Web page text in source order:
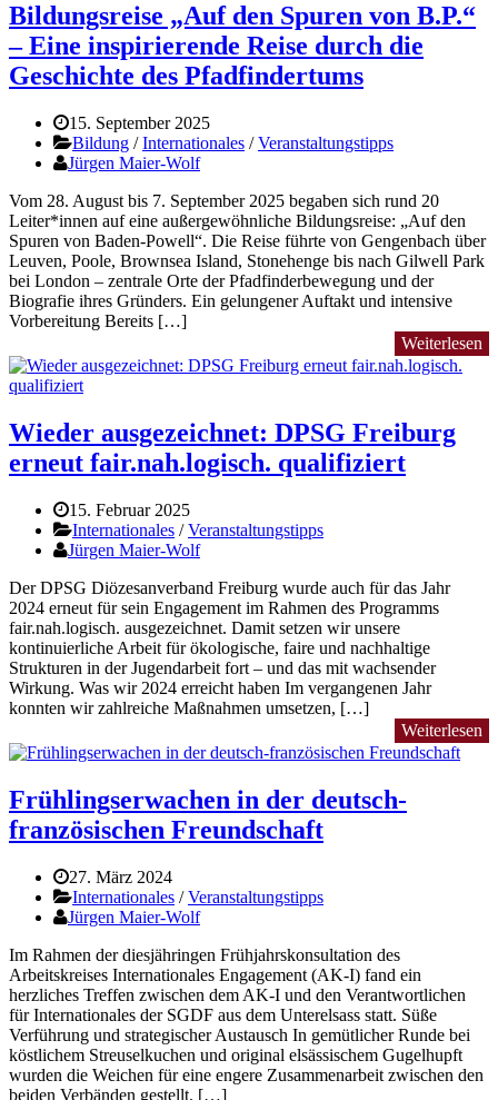
Bildungsreise „Auf den Spuren von B.P.“
– Eine inspirierende Reise durch die
Geschichte des Pfadfindertums
15. September 2025
Bildung /Internationales /Veranstaltungstipps
Jürgen Maier-Wolf
Vom 28. August bis 7. September 2025 begaben sich rund 20
Leiter*innen auf eine außergewöhnliche Bildungsreise: „Auf den
Spuren von Baden-Powell“. Die Reise führte von Gengenbach über
Leuven, Poole, Brownsea Island, Stonehenge bis nach Gilwell Park
bei London – zentrale Orte der Pfadfinderbewegung und der
Biografie ihres Gründers. Ein gelungener Auftakt und intensive
Vorbereitung Bereits […]
Weiterlesen
Wieder ausgezeichnet: DPSG Freiburg
erneut fair.nah.logisch. qualifiziert
15. Februar 2025
Internationales /Veranstaltungstipps
Jürgen Maier-Wolf
Der DPSG Diözesanverband Freiburg wurde auch für das Jahr
2024 erneut für sein Engagement im Rahmen des Programms
fair.nah.logisch. ausgezeichnet. Damit setzen wir unsere
kontinuierliche Arbeit für ökologische, faire und nachhaltige
Strukturen in der Jugendarbeit fort – und das mit wachsender
Wirkung. Was wir 2024 erreicht haben Im vergangenen Jahr
konnten wir zahlreiche Maßnahmen umsetzen, […]
Weiterlesen
Frühlingserwachen in der deutsch-
französischen Freundschaft
27. März 2024
Internationales /Veranstaltungstipps
Jürgen Maier-Wolf
Im Rahmen der diesjähringen Frühjahrskonsultation des
Arbeitskreises Internationales Engagement (AK-I) fand ein
herzliches Treffen zwischen dem AK-I und den Verantwortlichen
für Internationales der SGDF aus dem Unterelsass statt. Süße
Verführung und strategischer Austausch In gemütlicher Runde bei
köstlichem Streuselkuchen und original elsässischem Gugelhupft
wurden die Weichen für eine engere Zusammenarbeit zwischen den
beiden Verbänden gestellt. […]